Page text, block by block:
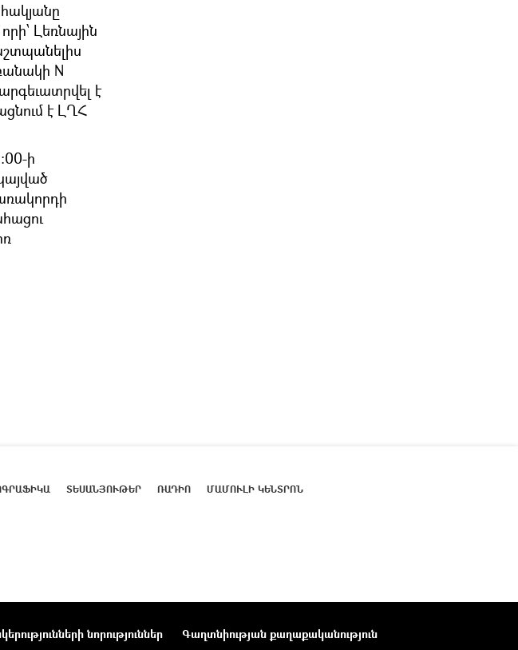
Լեռնային
N
է
է ԼՂՀ
ի
ՏԵՍԱՆՅՈՒԹԵՐ ՌԱԴԻՈ ՄԱՄՈՒԼԻ ԿԵՆՏՐՈՆ
նորություններ
Գաղտնիության քաղաքականություն